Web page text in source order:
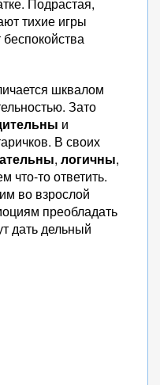
тихие игры
шквалом
Зато
и
В своих
, логичны,
что-то ответить.
во взрослой
преобладать
дать дельный